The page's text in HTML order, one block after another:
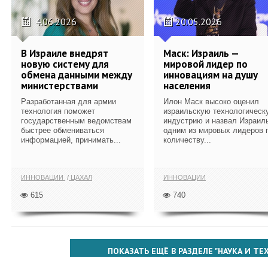
4.06.2026
В Израиле внедрят
новую систему для
обмена данными между
министерствами
Разработанная для армии
технология поможет
государственным ведомствам
быстрее обмениваться
информацией, принимать...
ИННОВАЦИИ ЦАХАЛ
615
20.05.2026
Маск: Израиль —
мировой лидер по
инновациям на душу
населения
Илон Маск высоко оценил
израильскую
индустрию и назвал
одним из мировых лидеров
количеству...
ИННОВАЦИИ
740
ПОКАЗАТЬ ЕЩЁ В РАЗДЕЛЕ "НАУКА И